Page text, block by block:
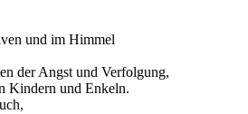
und im Himmel
der Angst und Verfolgung,
Kindern und Enkeln.